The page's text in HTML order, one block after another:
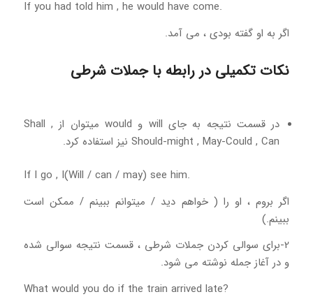
If you had told him , he would have come.
اگر به او گفته بودی ، می آمد.
نکات تکمیلی در رابطه با جملات شرطی
در قسمت نتیجه به جای will و would میتوان از Shall ,
Should-might , May-Could , Can نیز استفاده کرد.
If I go , I(Will / can / may) see him.
اگر بروم ، او را ( خواهم دید / میتوانم ببینم / ممکن است
ببینم.)
2-برای سوالی کردن جملات شرطی ، قسمت نتیجه سوالی شده
و در آغاز جمله نوشته می شود.
What would you do if the train arrived late?